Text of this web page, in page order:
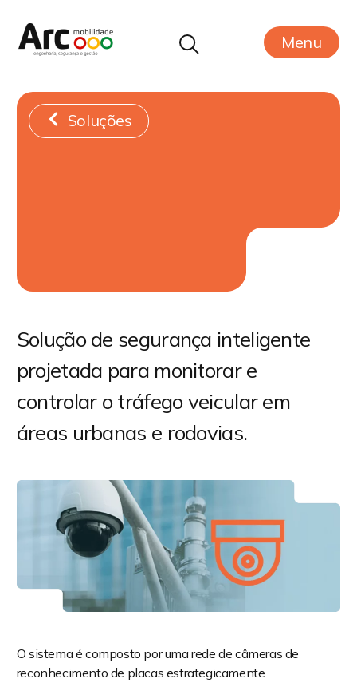
Menu
Soluções
Solução de segurança inteligente
projetada para monitorar e
controlar o tráfego veicular em
áreas urbanas e rodovias.
O sistema é composto por uma rede de câmeras de
reconhecimento de placas estrategicamente